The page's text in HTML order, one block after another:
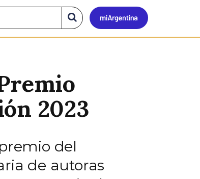
Mi
Buscar
en
el
2023
del
de autoras